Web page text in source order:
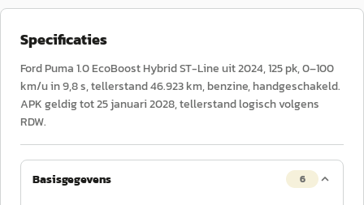
Specificaties
Ford Puma 1.0 EcoBoost Hybrid ST-Line uit 2024, 125 pk, 0–100
km/u in 9,8 s, tellerstand 46.923 km, benzine, handgeschakeld.
APK geldig tot 25 januari 2028, tellerstand logisch volgens
RDW.
Basisgegevens 6